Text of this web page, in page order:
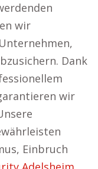
wir
Dank
wir
Einbruch